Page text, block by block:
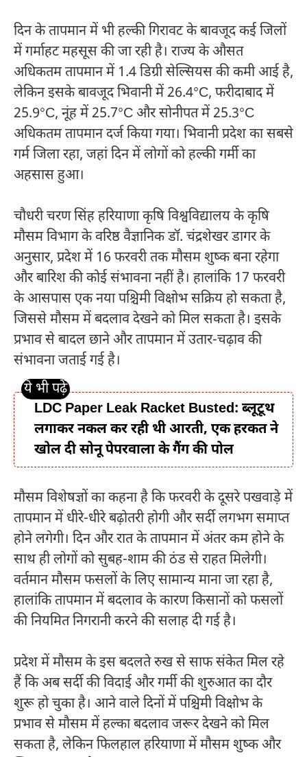
दिन के तापमान में भी हल्की गिरावट के बावजूद कई जिलों
में गर्माहट महसूस की जा रही है। राज्य के औसत
अधिकतम तापमान में 1.4 डिग्री सेल्सियस की कमी आई है,
लेकिन इसके बावजूद भिवानी में 26.4°C, फरीदाबाद में
25.9°C, नूंह में 25.7°C और सोनीपत में 25.3°C
अधिकतम तापमान दर्ज किया गया। भिवानी प्रदेश का सबसे
गर्म जिला रहा, जहां दिन में लोगों को हल्की गर्मी का
अहसास हुआ।
चौधरी चरण सिंह हरियाणा कृषि विश्वविद्यालय के कृषि
मौसम विभाग के वरिष्ठ वैज्ञानिकडॉ. चंद्रशेखर डागरके
अनुसार, प्रदेश में 16 फरवरी तक मौसम शुष्क बना रहेगा
और बारिश की कोई संभावना नहीं है। हालांकि 17 फरवरी
के आसपास एक नया पश्चिमी विक्षोभ सक्रिय हो सकता है,
जिससे मौसम में बदलाव देखने को मिल सकता है। इसके
प्रभाव से बादल छाने और तापमान में उतार-चढ़ाव की
संभावना जताई गई है।
LDC Paper Leak Racket Busted: ब्लूटूथ
लगाकर नकल कर रही थी आरती, एक हरकत ने
खोल दी सोनू पेपरवाला के गैंग की पोल
मौसम विशेषज्ञों का कहना है कि फरवरी के दूसरे पखवाड़े में
तापमान में धीरे-धीरे बढ़ोतरी होगी और सर्दी लगभग समाप्त
होने लगेगी। दिन और रात के तापमान में अंतर कम होने के
साथ ही लोगों को सुबह-शाम की ठंड से राहत मिलेगी।
वर्तमान मौसम फसलों के लिए सामान्य माना जा रहा है,
हालांकि तापमान में बदलाव के कारण किसानों को फसलों
की नियमित निगरानी करने की सलाह दी गई है।
प्रदेश में मौसम के इस बदलते रुख से साफ संकेत मिल रहे
हैं कि अब सर्दी की विदाई और गर्मी की शुरुआत का दौर
शुरू हो चुका है। आने वाले दिनों में पश्चिमी विक्षोभ के
प्रभाव से मौसम में हल्का बदलाव जरूर देखने को मिल
सकता है, लेकिन फिलहाल हरियाणा में मौसम शुष्क और